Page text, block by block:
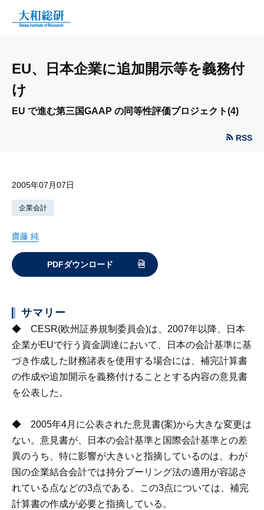
EU、日本企業に追加開示等を義務付
け
EU で進む第三国GAAP の同等性評価プロジェクト(4)
RSS
2005年07月07日
企業会計
齋藤 純
PDFダウンロード
サマリー
◆ CESR(欧州証券規制委員会)は、2007年以降、日本
企業がEUで行う資金調達において、日本の会計基準に基
づき作成した財務諸表を使用する場合には、補完計算書
の作成や追加開示を義務付けることとする内容の意見書
を公表した。
◆ 2005年4月に公表された意見書(案)から大きな変更は
ない。意見書が、日本の会計基準と国際会計基準との差
異のうち、特に影響が大きいと指摘しているのは、わが
国の企業結合会計では持分プーリング法の適用が容認さ
れている点などの3点である。この3点については、補完
計算書の作成が必要と指摘している。